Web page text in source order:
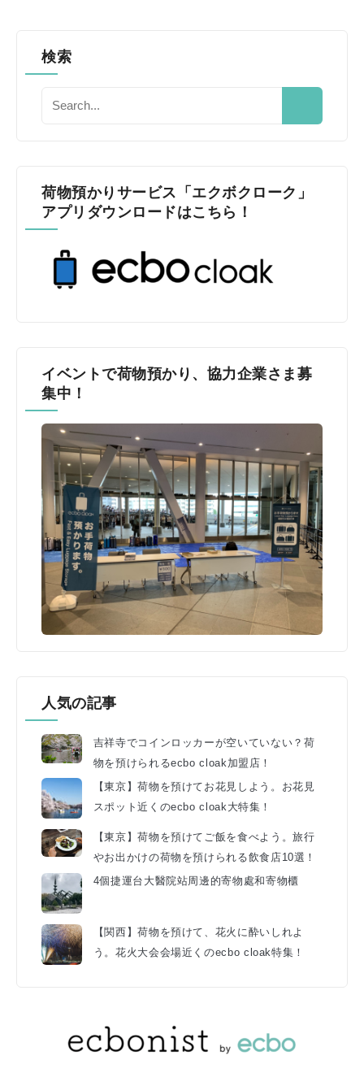
検索
荷物預かりサービス「エクボクローク」
アプリダウンロードはこちら！
イベントで荷物預かり、協力企業さま募
集中！
人気の記事
吉祥寺でコインロッカーが空いていない？荷
物を預けられるecbo cloak加盟店！
【東京】荷物を預けてお花見しよう。お花見
スポット近くのecbo cloak大特集！
【東京】荷物を預けてご飯を食べよう。旅行
やお出かけの荷物を預けられる飲食店10選！
4個捷運台大醫院站周邊的寄物處和寄物櫃
【関西】荷物を預けて、花火に酔いしれよ
う。花火大会会場近くのecbo cloak特集！